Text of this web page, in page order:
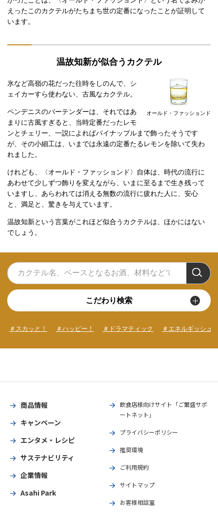
えったこのカクテルがたちまち世の定番になったことが証明して
います。
温故知新が似合うカクテル
オールド・ファッションド
氷など高嶺の花だった往時をしのんで、シ
ェイカーすら使わない、古風なカクテル。
ペンデニスのバーテンダーは、それではあ
まりに古風すぎると、当時定番だったレモ
ンとチェリー、一説によればパイナップルまで飾ったそうです
が、その小細工は、いまでは永遠の定番たるレモンを除いて失わ
れました。
けれども、〈オールド・ファッションド〉自体は、時代の流行に
あわせて少しずつ飾りを変えながら、いまに至るまで生き残って
いますし、あらわれては消える無数の流行に疲れた人に、安心
と、満足と、驚きを与えています。
温故知新という言葉がこれほど似合うカクテルは、ほかにはない
でしょう。
こだわり検索
＃スカッと！ ＃ハッピー！ ＃ドラマティック ＃エネルギッシュ
商品情報
キャンペーン
エンタメ・レシピ
サステナビリティ
企業情報
Asahi Park
飲食店様向けサイト「ご繁盛サポ
ートネット」
プライバシーポリシー
推奨環境
ご利用規約
サイトマップ
お客様相談室